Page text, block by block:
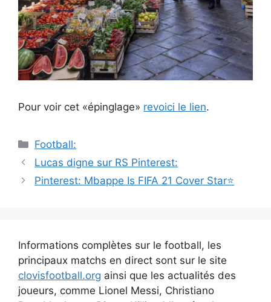
Pour voir cet «épinglage» revoici le lien.
Catégories
Football:
Navigation
des
Lucas digne sur RS Pinterest:
Pinterest: Mbappe Is FIFA 21 Cover Star⭐️
Informations complètes sur le football, les
principaux matchs en direct sont sur le site
clovisfootball.org ainsi que les actualités des
joueurs, comme Lionel Messi, Christiano